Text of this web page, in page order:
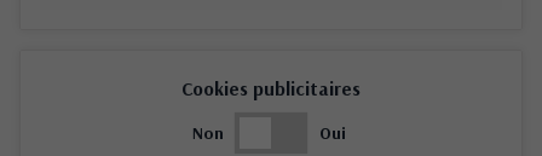
Cookies publicitaires
Non Oui